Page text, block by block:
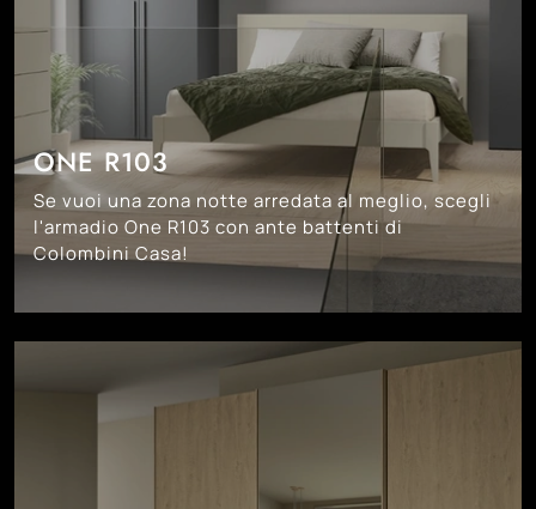
ONE R103
Se vuoi una zona notte arredata al meglio, scegli
l'armadio One R103 con ante battenti di
Colombini Casa!